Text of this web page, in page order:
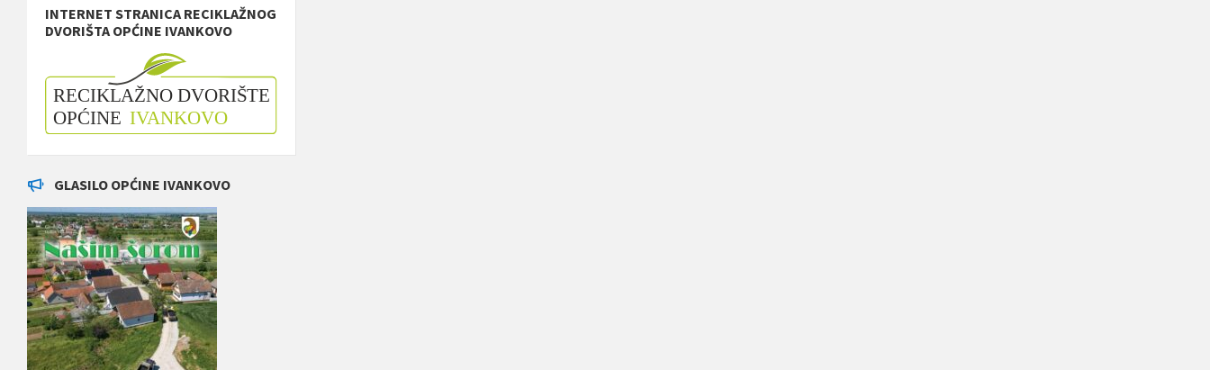
INTERNET STRANICA RECIKLAŽNOG
DVORIŠTA OPĆINE IVANKOVO
GLASILO OPĆINE IVANKOVO